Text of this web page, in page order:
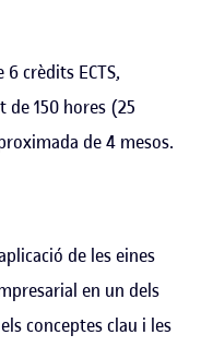
6 crèdits ECTS,
de 150 hores (25
de 4 mesos.
de les eines
en un dels
conceptes clau i les